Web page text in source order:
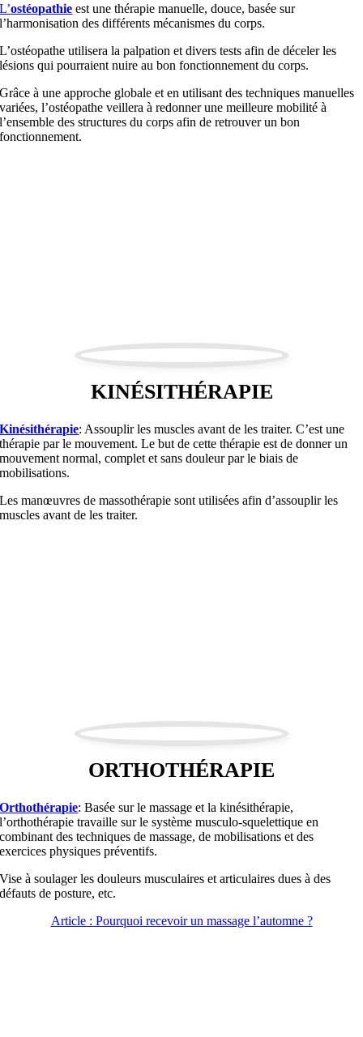
L’ostéopathie est une thérapie manuelle, douce, basée sur
l’harmonisation des différents mécanismes du corps.
L’ostéopathe utilisera la palpation et divers tests afin de déceler les
lésions qui pourraient nuire au bon fonctionnement du corps.
Grâce à une approche globale et en utilisant des techniques manuelles
variées, l’ostéopathe veillera à redonner une meilleure mobilité à
l’ensemble des structures du corps afin de retrouver un bon
fonctionnement.
KINÉSITHÉRAPIE
Kinésithérapie: Assouplir les muscles avant de les traiter. C’est une
thérapie par le mouvement. Le but de cette thérapie est de donner un
mouvement normal, complet et sans douleur par le biais de
mobilisations.
Les manœuvres de massothérapie sont utilisées afin d’assouplir les
muscles avant de les traiter.
ORTHOTHÉRAPIE
Orthothérapie: Basée sur le massage et la kinésithérapie,
l’orthothérapie travaille sur le système musculo-squelettique en
combinant des techniques de massage, de mobilisations et des
exercices physiques préventifs.
Vise à soulager les douleurs musculaires et articulaires dues à des
défauts de posture, etc.
Article : Pourquoi recevoir un massage l’automne ?